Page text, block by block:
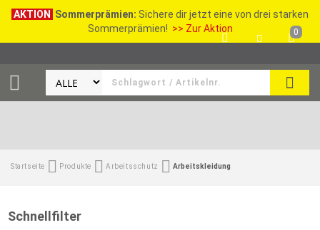
AKTION Sommerprämien: Sichere dir jetzt eine von drei starken
Sommerprämien! >> Zur Aktion 0
Startseite Produkte Arbeitsschutz Arbeitskleidung
Schnellfilter